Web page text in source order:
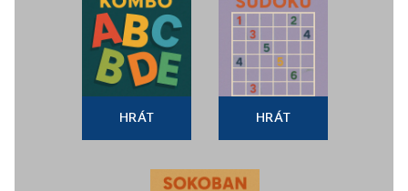
HRÁT HRÁT